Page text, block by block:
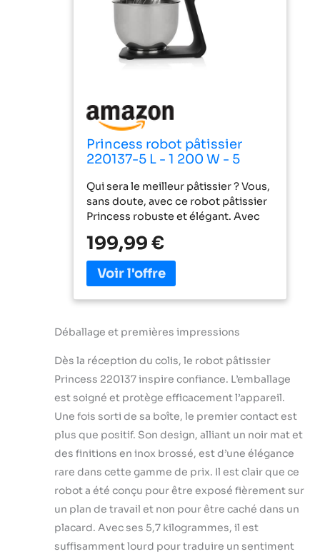
Princess robot pâtissier
220137-5 L - 1 200 W - 5
Batteur, fouet plat et
crochet pétrisseur,
01.220137.01.001
Qui sera le meilleur pâtissier ? Vous,
sans doute, avec ce robot pâtissier
Princess robuste et élégant. Avec
deviendra vite indispensable. Son
bol en inox, d'une capacité de 5 L, le
rend idéal pour les grosses
quantités. Grâce au couvercle à
pouvez cuisiner et ajouter des
éclabousser votre cuisine ! Avec
son batteur plat, son fouet et son
crochet pétrisseur, il offre des
possibilités infinies en cuisine :
crêpes, crèmes fouettées, blancs
en neige, pâtes sablées, brisées, à
pain, à pizza, gâteaux Suprenez vos
invités avec des réalisations
délicates et variées. Sa puissance
de 1 200 W, ses 5 vitesses et sa
fonction Pulse vous permettront
d'obtenir des résultats
impeccables, quel que soit le type
199,99 €
Déballage et premières impressions
Dès la réception du colis, le robot pâtissier
Princess 220137 inspire confiance. L’emballage
est soigné et protège efficacement l’appareil.
Une fois sorti de sa boîte, le premier contact est
plus que positif. Son design, alliant un noir mat et
des finitions en inox brossé, est d’une élégance
rare dans cette gamme de prix. Il est clair que ce
robot a été conçu pour être exposé fièrement sur
un plan de travail et non pour être caché dans un
placard. Avec ses 5,7 kilogrammes, il est
suffisamment lourd pour traduire un sentiment